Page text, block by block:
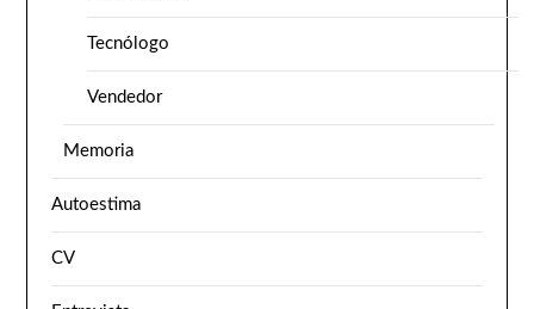
Tecnólogo
Vendedor
Memoria
Autoestima
CV